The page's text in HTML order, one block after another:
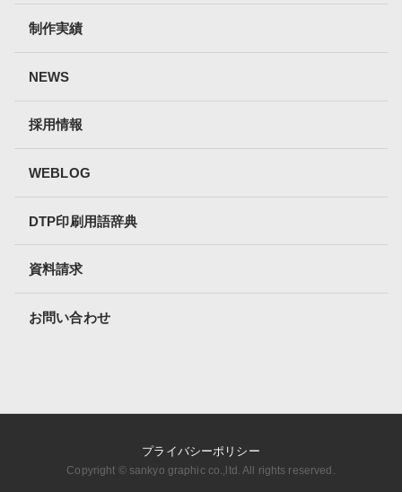
制作実績
NEWS
採用情報
WEBLOG
DTP印刷用語辞典
資料請求
お問い合わせ
Copyright ©︎ sankyo graphic co.,ltd. All rights reserved.
プライバシーポリシー